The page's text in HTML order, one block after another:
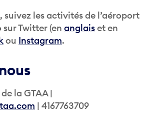
suivez les activités de l’aéroport
sur Twitter (en anglaiset en
ou Instagram.
la GTAA |
| 4167763709